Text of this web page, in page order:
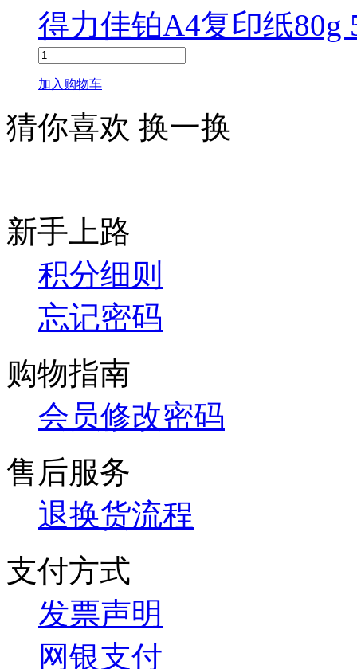
得力佳铂A4复印纸80g
加入购物车
猜你喜欢 换一换
新手上路
积分细则
忘记密码
购物指南
会员修改密码
售后服务
退换货流程
支付方式
发票声明
网银支付